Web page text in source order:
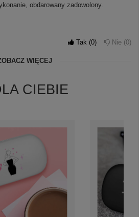
obdarowany zadowolony.
Tak 0 Nie 0
WIĘCEJ
CIEBIE